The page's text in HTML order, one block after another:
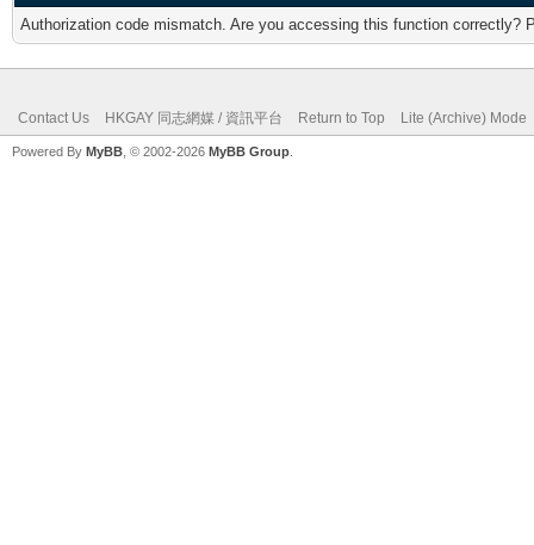
Authorization code mismatch. Are you accessing this function correctly?
Contact Us HKGAY 同志網媒 / 資訊平台 Return to Top Lite (Archive) Mode
Powered By MyBB , © 2002-2026 MyBB Group